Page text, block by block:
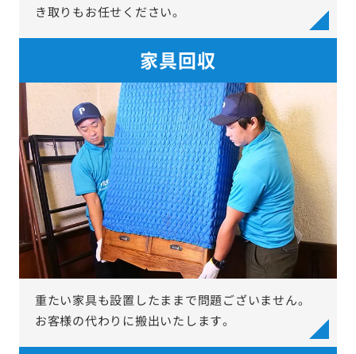
き取りもお任せください。
家具回収
重たい家具も設置したままで問題ございません。
お客様の代わりに搬出いたします。